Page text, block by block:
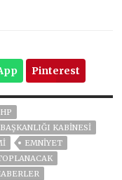
Pinterest
KABINESI
EMNİYET